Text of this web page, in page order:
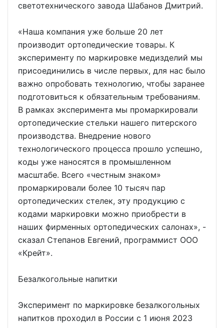
светотехнического завода Шабанов Дмитрий.
«Наша компания уже больше 20 лет
производит ортопедические товары. К
эксперименту по маркировке медизделий мы
присоединились в числе первых, для нас было
важно опробовать технологию, чтобы заранее
подготовиться к обязательным требованиям.
В рамках эксперимента мы промаркировали
ортопедические стельки нашего питерского
производства. Внедрение нового
технологического процесса прошло успешно,
коды уже наносятся в промышленном
масштабе. Всего «честным знаком»
промаркировали более 10 тысяч пар
ортопедических стелек, эту продукцию с
кодами маркировки можно приобрести в
наших фирменных ортопедических салонах», -
сказал Степанов Евгений, программист ООО
«Крейт».
Безалкогольные напитки
Эксперимент по маркировке безалкогольных
напитков проходил в России с 1 июня 2023